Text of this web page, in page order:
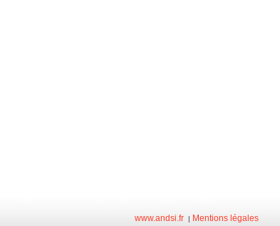
www.andsi.fr | Mentions légales